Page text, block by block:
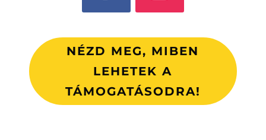
NÉZD MEG, MIBEN
LEHETEK A
TÁMOGATÁSODRA!